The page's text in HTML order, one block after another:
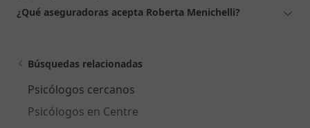
¿Qué aseguradoras acepta Roberta Menichelli?
Búsquedas relacionadas
Psicólogos cercanos
Psicólogos en Centre